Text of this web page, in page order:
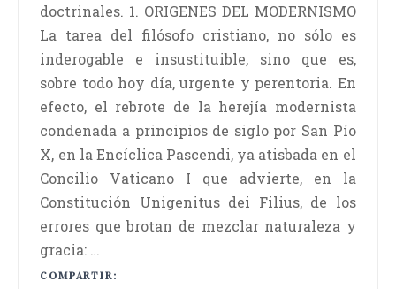
doctrinales. 1. ORIGENES DEL MODERNISMO
La tarea del filósofo cristiano, no sólo es
inderogable e insustituible, sino que es,
sobre todo hoy día, urgente y perentoria. En
efecto, el rebrote de la herejía modernista
condenada a principios de siglo por San Pío
X, en la Encíclica Pascendi, ya atisbada en el
Concilio Vaticano I que advierte, en la
Constitución Unigenitus dei Filius, de los
errores que brotan de mezclar naturaleza y
gracia: …
COMPARTIR: